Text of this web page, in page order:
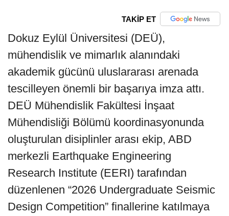
TAKİP ET
Dokuz Eylül Üniversitesi (DEÜ),
mühendislik ve mimarlık alanındaki
akademik gücünü uluslararası arenada
tescilleyen önemli bir başarıya imza attı.
DEÜ Mühendislik Fakültesi İnşaat
Mühendisliği Bölümü koordinasyonunda
oluşturulan disiplinler arası ekip, ABD
merkezli Earthquake Engineering
Research Institute (EERI) tarafından
düzenlenen “2026 Undergraduate Seismic
Design Competition” finallerine katılmaya